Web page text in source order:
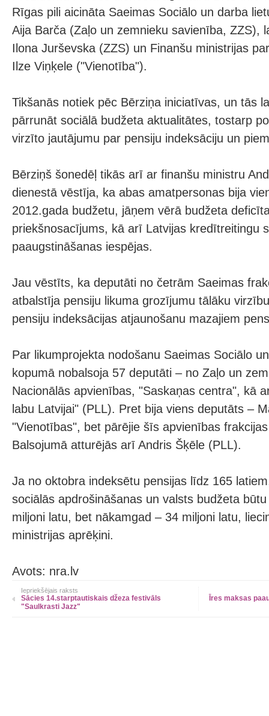
Rīgas pili aicināta Saeimas Sociālo un darba
Aija Barča (Zaļo un zemnieku savienība, ZZS),
Ilona Jurševska (ZZS) un Finanšu ministrijas
Ilze Viņķele ("Vienotība").
Tikšanās notiek pēc Bērziņa iniciatīvas, un tās
pārrunāt sociālā budžeta aktualitātes, tostarp
virzīto jautājumu par pensiju indeksāciju un
Bērziņš šonedēļ tikās arī ar finanšu ministru
dienestā vēstīja, ka abas amatpersonas bija
2012.gada budžetu, jāņem vērā budžeta
priekšnosacījums, kā arī Latvijas kredītreitingu
paaugstināšanas iespējas.
Jau vēstīts, ka deputāti no četrām Saeimas
atbalstīja pensiju likuma grozījumu tālāku
pensiju indeksācijas atjaunošanu mazajiem
Par likumprojekta nodošanu Saeimas Sociālo
kopumā nobalsoja 57 deputāti – no Zaļo un
Nacionālās apvienības, "Saskaņas centra", kā
labu Latvijai" (PLL). Pret bija viens deputāts –
"Vienotības", bet pārējie šīs apvienības
Balsojumā atturējās arī Andris Šķēle (PLL).
Ja no oktobra indeksētu pensijas līdz 165
sociālās apdrošināšanas un valsts budžeta
miljoni latu, bet nākamgad – 34 miljoni latu,
ministrijas aprēķini.
Avots: nra.lv
Iepriekšējais raksts
Sācies 14.starptautiskais džeza festivāls
"Saulkrasti Jazz"
Īres maksas